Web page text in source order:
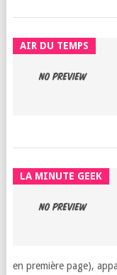
AIR DU TEMPS
LA MINUTE GEEK
en pre­mière page),